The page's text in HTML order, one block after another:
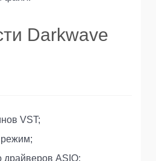
Darkwave
VST;
режим;
драйверов ASIO;